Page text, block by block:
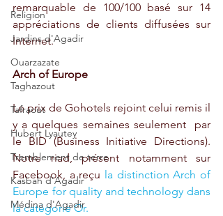
Religion
Jardins d'Agadir
Ouarzazate
Taghazout
Tafraout
Hubert Lyautey
Tremblement de terre
Kasbah d'Agadir
Médina d'Agadir
remarquable de 100/100 basé sur 14
appréciations de clients diffusées sur
Internet.
Arch of Europe
Le prix de Gohotels rejoint celui remis il
y a quelques semaines seulement  par
le BID (Business Initiative Directions).
Notre riad, présent notamment sur
Facebook, a reçu
la distinction Arch of
Europe for quality and technology dans
la catégorie Or.